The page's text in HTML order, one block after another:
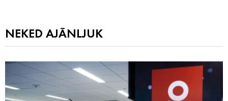
NEKED AJÁNLJUK